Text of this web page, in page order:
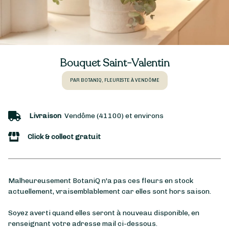
Bouquet Saint-Valentin
PAR BOTANIQ, FLEURISTE À VENDÔME
Livraison Vendôme (41100) et environs
Click & collect gratuit
Malheureusement BotaniQ n'a pas ces fleurs en stock
actuellement, vraisemblablement car elles sont hors saison.
Soyez averti quand elles seront à nouveau disponible, en
renseignant votre adresse mail ci-dessous.